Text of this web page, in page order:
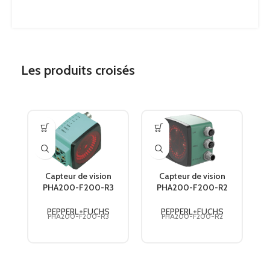
Les produits croisés
Capteur de vision
PHA200-F200-R3
PEPPERL+FUCHS
PHA200-F200-R3
Capteur de vision
PHA200-F200-R2
PEPPERL+FUCHS
PHA200-F200-R2